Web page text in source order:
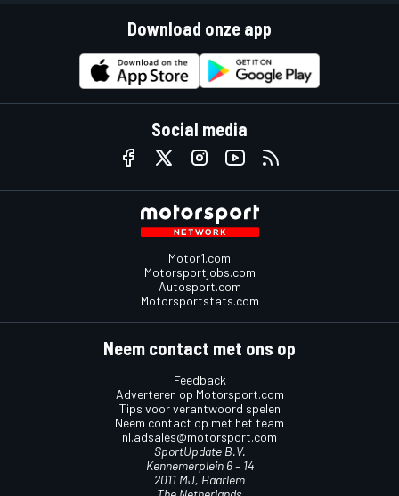
Download onze app
Social media
Motor1.com
Motorsportjobs.com
Autosport.com
Motorsportstats.com
Neem contact met ons op
Feedback
Adverteren op Motorsport.com
Tips voor verantwoord spelen
Neem contact op met het team
nl.adsales@motorsport.com
SportUpdate B.V.
Kennemerplein 6 – 14
2011 MJ, Haarlem